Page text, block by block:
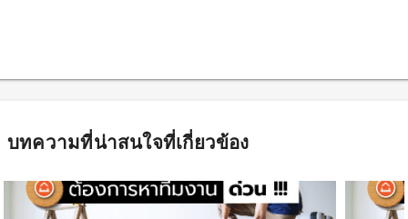
บทความที่น่าสนใจที่เกี่ยวข้อง